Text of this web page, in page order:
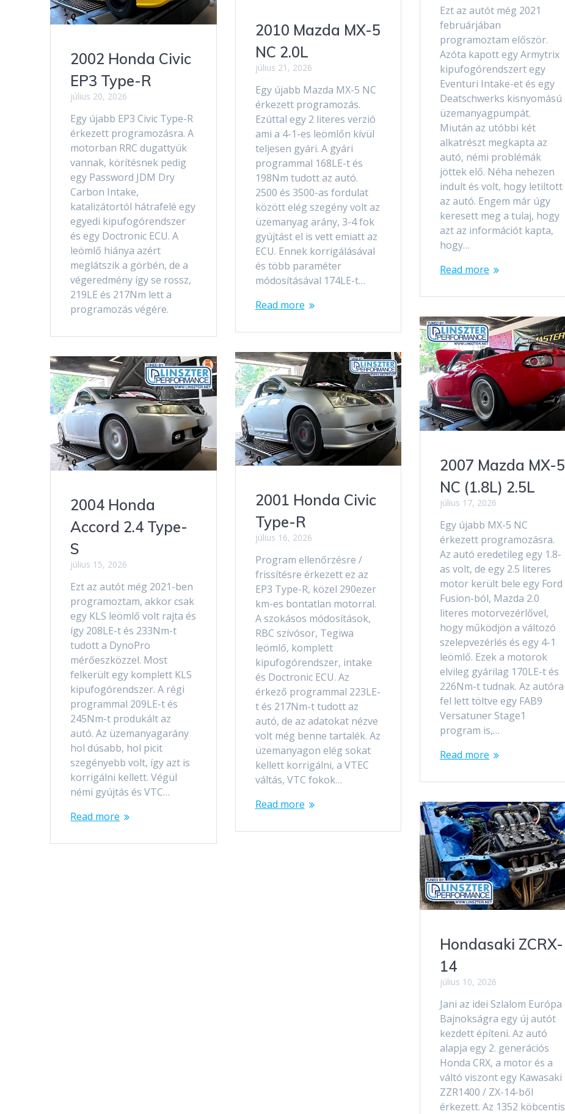
Ezt az autót még 2021
februárjában
programoztam először.
Azóta kapott egy Armytrix
kipufogórendszert egy
Eventuri Intake-et és egy
Deatschwerks kisnyomású
üzemanyagpumpát.
Miután az utóbbi két
alkatrészt megkapta az
autó, némi problémák
jöttek elő. Néha nehezen
indult és volt, hogy letiltott
az autó. Engem már úgy
keresett meg a tulaj, hogy
azt az információt kapta,
hogy…
Read more
2010 Mazda MX-5
NC 2.0L
július 21, 2026
Egy újabb Mazda MX-5 NC
érkezett programozás.
Ezúttal egy 2 literes verzió
ami a 4-1-es leömlőn kívül
teljesen gyári. A gyári
programmal 168LE-t és
198Nm tudott az autó.
2500 és 3500-as fordulat
között elég szegény volt az
üzemanyag arány, 3-4 fok
gyújtást el is vett emiatt az
ECU. Ennek korrigálásával
és több paraméter
módosításával 174LE-t…
Read more
2002 Honda Civic
EP3 Type-R
július 20, 2026
Egy újabb EP3 Civic Type-R
érkezett programozásra. A
motorban RRC dugattyúk
vannak, körítésnek pedig
egy Password JDM Dry
Carbon Intake,
katalizátortól hátrafelé egy
egyedi kipufogórendszer
és egy Doctronic ECU. A
leömlő hiánya azért
meglátszik a görbén, de a
végeredmény így se rossz,
219LE és 217Nm lett a
programozás végére.
2007 Mazda MX-5
NC (1.8L) 2.5L
július 17, 2026
Egy újabb MX-5 NC
érkezett programozásra.
Az autó eredetileg egy 1.8-
as volt, de egy 2.5 literes
motor került bele egy Ford
Fusion-ból, Mazda 2.0
literes motorvezérlővel,
hogy működjön a változó
szelepvezérlés és egy 4-1
leömlő. Ezek a motorok
elvileg gyárilag 170LE-t és
226Nm-t tudnak. Az autóra
fel lett töltve egy FAB9
Versatuner Stage1
program is,…
Read more
2001 Honda Civic
Type-R
július 16, 2026
Program ellenőrzésre /
frissítésre érkezett ez az
EP3 Type-R, közel 290ezer
km-es bontatlan motorral.
A szokásos módosítások,
RBC szívósor, Tegiwa
leömlő, komplett
kipufogórendszer, intake
és Doctronic ECU. Az
érkező programmal 223LE-
t és 217Nm-t tudott az
autó, de az adatokat nézve
volt még benne tartalék. Az
üzemanyagon elég sokat
kellett korrigálni, a VTEC
váltás, VTC fokok…
Read more
2004 Honda
Accord 2.4 Type-
S
július 15, 2026
Ezt az autót még 2021-ben
programoztam, akkor csak
egy KLS leömlő volt rajta és
így 208LE-t és 233Nm-t
tudott a DynoPro
mérőeszközzel. Most
felkerült egy komplett KLS
kipufogórendszer. A régi
programmal 209LE-t és
245Nm-t produkált az
autó. Az üzemanyagarány
hol dúsabb, hol picit
szegényebb volt, így azt is
korrigálni kellett. Végül
némi gyújtás és VTC…
Read more
Hondasaki ZCRX-
14
július 10, 2026
Jani az idei Szlalom Európa
Bajnokságra egy új autót
kezdett építeni. Az autó
alapja egy 2. generációs
Honda CRX, a motor és a
váltó viszont egy Kawasaki
ZZR1400 / ZX-14-ből
érkezett. Az 1352 köbcentis